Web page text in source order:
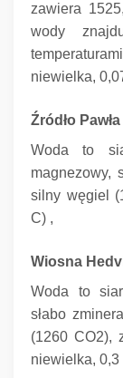
zawiera
wody
niewielka,
Źródło Pawła
Woda to
magnezowy,
silny węgiel
C) ,
Wiosna
Woda to
słabo
(1260 CO2),
niewielka, 0,3